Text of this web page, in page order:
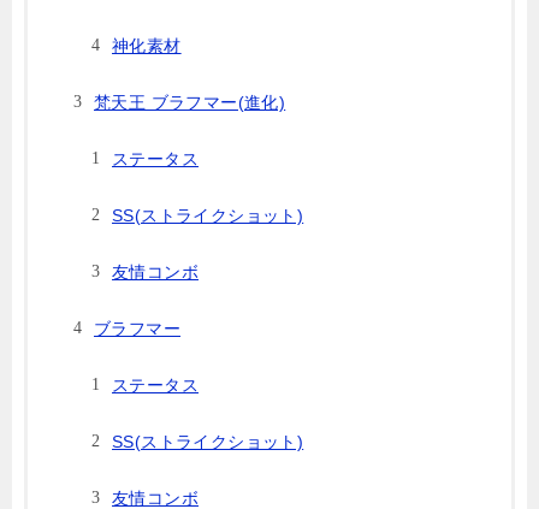
神化素材
梵天王 ブラフマー(進化)
ステータス
SS(ストライクショット)
友情コンボ
ブラフマー
ステータス
SS(ストライクショット)
友情コンボ